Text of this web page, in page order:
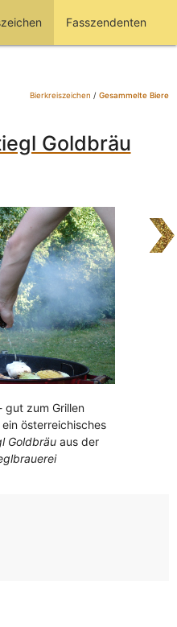
Fasszendenten
Bierkreiszeichen / Gesammelte Biere
Goldbräu
gut zum Grillen
österreichisches
Goldbräuaus der